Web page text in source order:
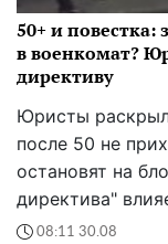
директива"